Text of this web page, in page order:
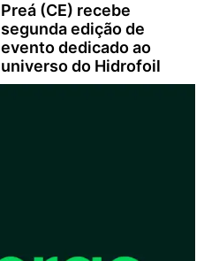
Preá (CE) recebe
segunda edição de
evento dedicado ao
universo do Hidrofoil